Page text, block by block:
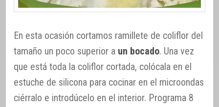
En esta ocasión cortamos ramillete de coliflor del
tamaño un poco superior a un bocado. Una vez
que está toda la coliflor cortada, colócala en el
estuche de silicona para cocinar en el microondas
ciérralo e introdúcelo en el interior. Programa 8